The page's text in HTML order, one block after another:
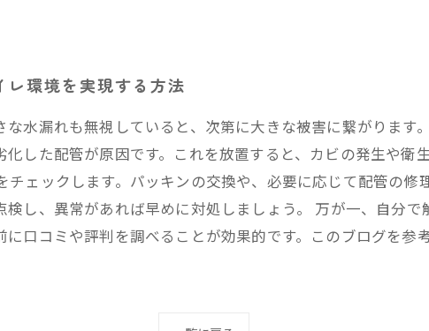
環境を実現する方法
水漏れも無視していると、次第に大きな被害に繋がります
した配管が原因です。これを放置すると、カビの発生や衛
ェックします。パッキンの交換や、必要に応じて配管の修
し、異常があれば早めに対処しましょう。 万が一、自分
口コミや評判を調べることが効果的です。このブログを参